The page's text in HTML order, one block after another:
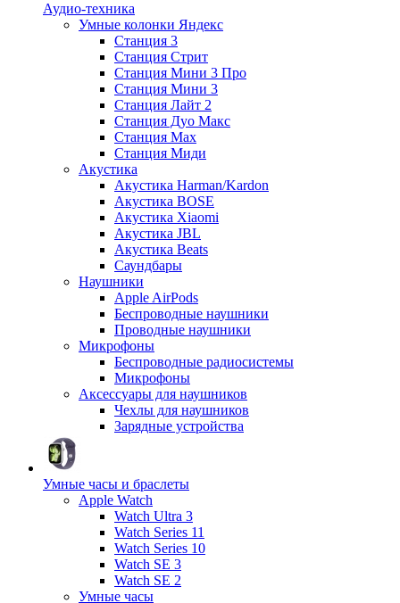
Аудио-техника
Умные колонки Яндекс
Станция 3
Станция Стрит
Станция Мини 3 Про
Станция Мини 3
Станция Лайт 2
Станция Дуо Макс
Станция Max
Станция Миди
Акустика
Акустика Harman/Kardon
Акустика BOSE
Акустика Xiaomi
Акустика JBL
Акустика Beats
Саундбары
Наушники
Apple AirPods
Беспроводные наушники
Проводные наушники
Микрофоны
Беспроводные радиосистемы
Микрофоны
Аксессуары для наушников
Чехлы для наушников
Зарядные устройства
Умные часы и браслеты
Apple Watch
Watch Ultra 3
Watch Series 11
Watch Series 10
Watch SE 3
Watch SE 2
Умные часы